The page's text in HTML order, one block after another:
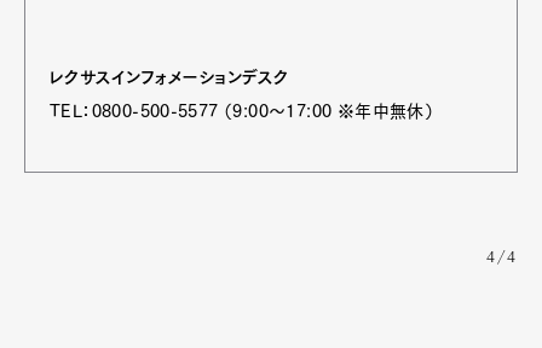
レクサスインフォメーションデスク
TEL：0800-500-5577 （9:00～17:00 ※年中無休）
4/4